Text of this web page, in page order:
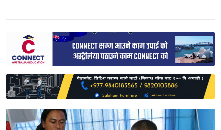
भिडियो
साहित्य
प्रदेश
English